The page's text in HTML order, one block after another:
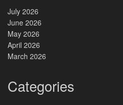
July 2026
June 2026
May 2026
April 2026
March 2026
Categories